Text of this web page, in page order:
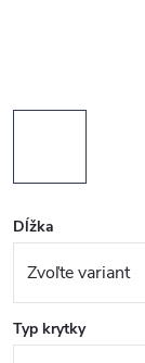
Dĺžka
Typ krytky